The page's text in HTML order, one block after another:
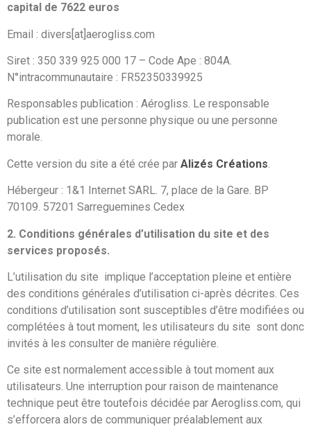
capital de 7622 euros
Email : divers[at]aerogliss.com
Siret : 350 339 925 000 17 – Code Ape : 804A.
N°intracommunautaire : FR52350339925
Responsables publication : Aérogliss. Le responsable
publication est une personne physique ou une personne
morale.
Cette version du site a été crée par Alizés Créations
Hébergeur : 1&1 Internet SARL. 7, place de la Gare. BP
70109. 57201 Sarreguemines Cedex
2. Conditions générales d’utilisation du site et des
services proposés.
L’utilisation du site implique l’acceptation pleine et entière
des conditions générales d’utilisation ci-après décrites. Ces
conditions d’utilisation sont susceptibles d’être modifiées ou
complétées à tout moment, les utilisateurs du site sont donc
invités à les consulter de manière régulière.
Ce site est normalement accessible à tout moment aux
utilisateurs. Une interruption pour raison de maintenance
technique peut être toutefois décidée par Aerogliss.com, qui
s’efforcera alors de communiquer préalablement aux